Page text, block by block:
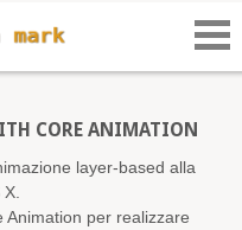
CORE ANIMATION
layer-based alla
per realizzare